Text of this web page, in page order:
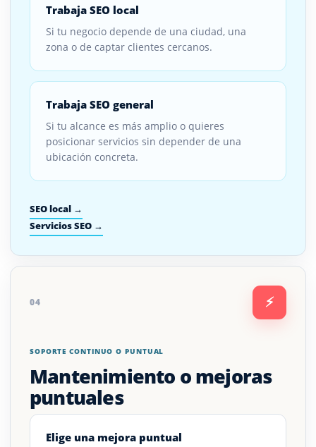
Trabaja SEO local
Si tu negocio depende de una ciudad, una
zona o de captar clientes cercanos.
Trabaja SEO general
Si tu alcance es más amplio o quieres
posicionar servicios sin depender de una
ubicación concreta.
SEO local →
Servicios SEO →
04 ⚡
SOPORTE CONTINUO O PUNTUAL
Mantenimiento o mejoras
puntuales
Elige una mejora puntual